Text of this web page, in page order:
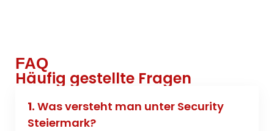
FAQ
Häufig gestellte Fragen
1. Was versteht man unter Security
Steiermark?